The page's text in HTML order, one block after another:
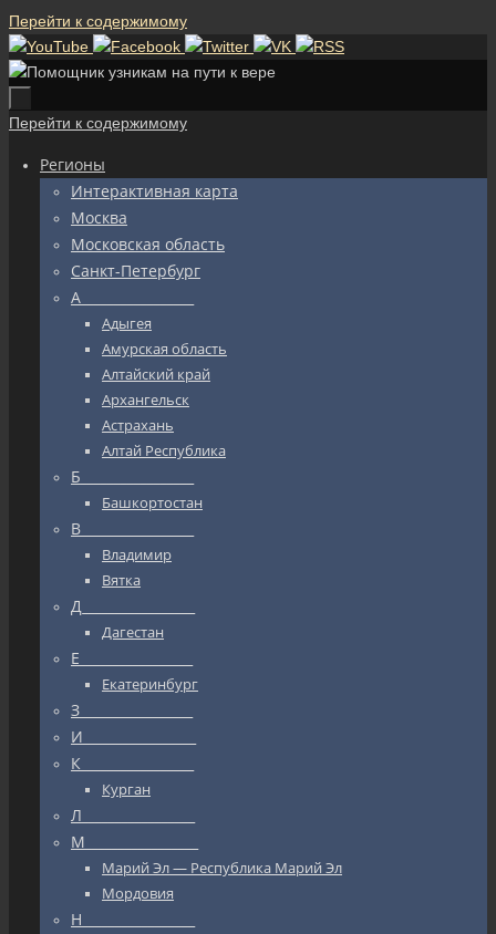
Перейти к содержимому
Перейти к содержимому
Регионы
Интерактивная карта
Москва
Московская область
Санкт-Петербург
А_________________
Адыгея
Амурская область
Алтайский край
Архангельск
Астрахань
Алтай Республика
Б_________________
Башкортостан
В_________________
Владимир
Вятка
Д_________________
Дагестан
Е_________________
Екатеринбург
З_________________
И_________________
К_________________
Курган
Л_________________
М_________________
Марий Эл — Республика Марий Эл
Мордовия
Н_________________